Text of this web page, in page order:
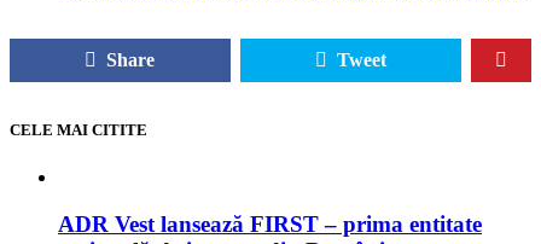
Share Tweet
CELE MAI CITITE
ADR Vest lansează FIRST – prima entitate